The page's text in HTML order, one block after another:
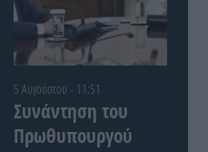
5 Αυγούστου - 11:51
Συνάντηση του
Πρωθυπουργού